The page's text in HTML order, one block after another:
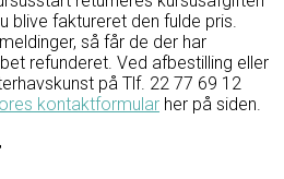
blive faktureret den fulde pris.
så får de der har
refunderet. Ved afbestilling eller
på Tlf. 22 77 69 12
kontaktformular her på siden.